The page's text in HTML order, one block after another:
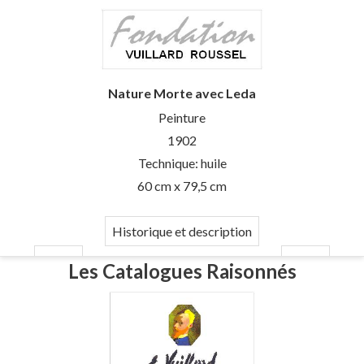
Nature Morte avec Leda
Peinture
1902
Technique: huile
60 cm x 79,5 cm
Historique et description
Les Catalogues Raisonnés